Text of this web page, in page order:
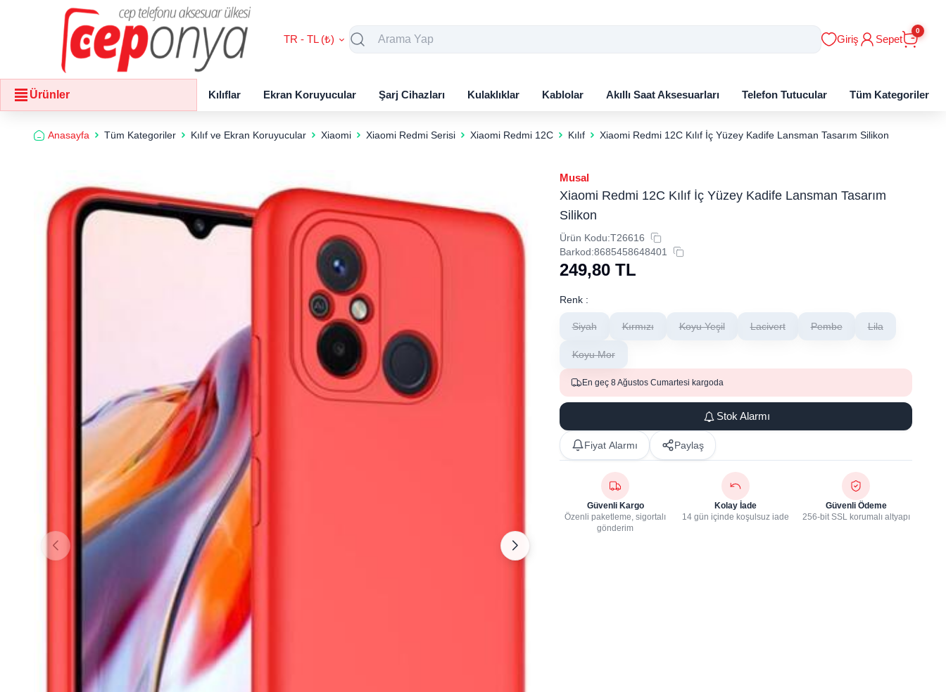
TR - TL (₺) Giriş Sepet
0
Ürünler Kılıflar Ekran Koruyucular Şarj Cihazları Kulaklıklar Kablolar Akıllı Saat Aksesuarları Telefon Tutucular Tüm Kategoriler
Anasayfa Tüm Kategoriler Kılıf ve Ekran Koruyucular Xiaomi Xiaomi Redmi Serisi Xiaomi Redmi 12C Kılıf Xiaomi Redmi 12C Kılıf İç Yüzey Kadife Lansman Tasarım Silikon
Musal
Xiaomi Redmi 12C Kılıf İç Yüzey Kadife Lansman Tasarım
Silikon
Ürün Kodu:T26616
Barkod:8685458648401
249,80 TL
Renk :
Siyah Kırmızı Koyu Yeşil Lacivert Pembe Lila
Koyu Mor
En geç 8 Ağustos Cumartesi kargoda
Stok Alarmı
Fiyat Alarmı Paylaş
Güvenli Kargo
Özenli paketleme, sigortalı
gönderim
Kolay İade
14 gün içinde koşulsuz iade
Güvenli Ödeme
256-bit SSL korumalı altyapı